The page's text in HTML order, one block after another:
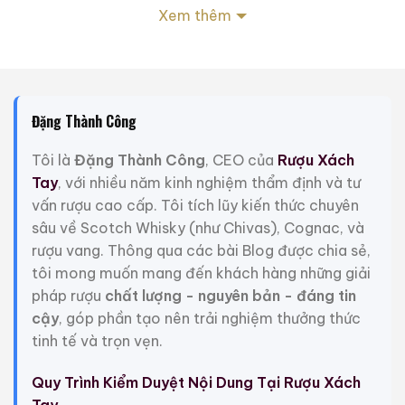
–
cháy – dấu ấn kinh điển của Wild Turkey thời kỳ Austin
Nichols.
Xuất xứ:Mỹ (USA) – vùngKentucky , cái nôi của
bourbon truyền thống.
Phiên bản Wild Turkey 12 Years Austin Nichols mang
giá trị sưu tầm bền vững và là đại diện tiêu biểu cho
phong cách bourbon Kentucky cổ điển – mạnh mẽ,
sâu sắc và sang trọng.
Giới Thiệu Một Số Mẫu Rượu Trung Quốc
Xem thêm
Đặng Thành Công
Tôi là Đặng Thành Công, CEO của Rượu Xách
Tay, với nhiều năm kinh nghiệm thẩm định và tư
vấn rượu cao cấp. Tôi tích lũy kiến thức chuyên
sâu về Scotch Whisky (như Chivas), Cognac, và
rượu vang. Thông qua các bài Blog được chia sẻ,
tôi mong muốn mang đến khách hàng những giải
pháp rượu chất lượng - nguyên bản - đáng tin
cậy, góp phần tạo nên trải nghiệm thưởng thức
tinh tế và trọn vẹn.
Quy Trình Kiểm Duyệt Nội Dung Tại Rượu Xách